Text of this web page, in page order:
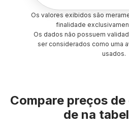
Os valores exibidos são
finalidade
Os dados não possuem
ser considerados como uma
usados.
Compare preços
de na